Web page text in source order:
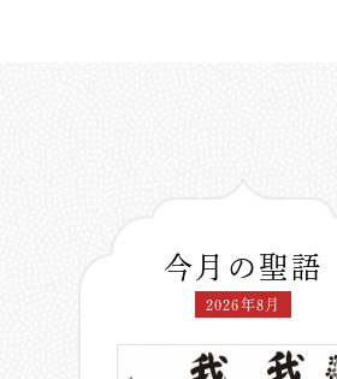
今月の聖語
2026年8月